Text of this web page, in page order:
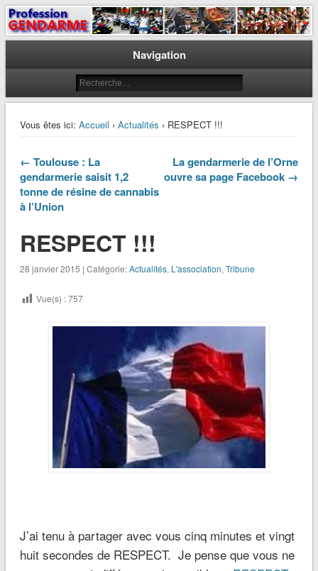
Profession Gendarme
Le journal des gendarmes
Navigation
Vous êtes ici: Accueil › Actualités › RESPECT !!!
← Toulouse : La
gendarmerie saisit 1,2
tonne de résine de cannabis
à l’Union
La gendarmerie de l’Orne
ouvre sa page Facebook →
RESPECT !!!
28 janvier 2015 | Catégorie:Actualités, L'association, Tribune
Vue(s) :757
J’ai tenu à partager avec vous cinq minutes et vingt
huit secondes de RESPECT. Je pense que vous ne